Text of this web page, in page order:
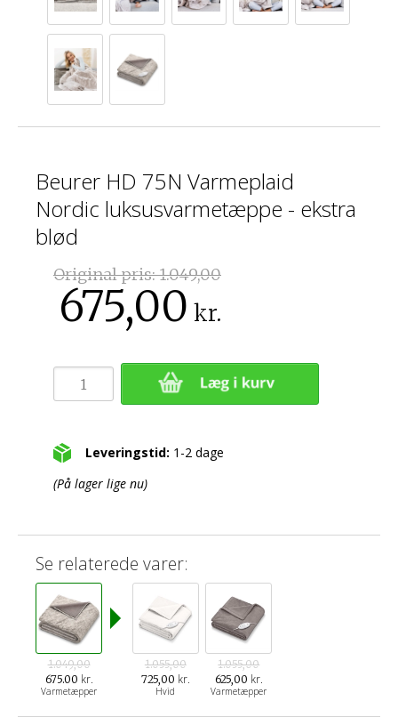
Beurer HD 75N Varmeplaid
Nordic luksusvarmetæppe - ekstra
blød
Original pris:1.049,00
675,00 kr.
Leveringstid: 1-2 dage
(På lager lige nu)
Se relaterede varer:
1.049,00
675.00 kr.
Varmetæpper
1.055,00
725,00 kr.
Hvid
1.055,00
625,00 kr.
Varmetæpper